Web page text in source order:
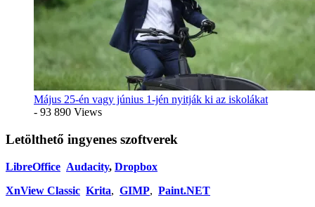
Május 25-én vagy június 1-jén nyitják ki az iskolákat
- 93 890 Views
Letölthető ingyenes szoftverek
LibreOffice Audacity, Dropbox
XnView Classic Krita, GIMP, Paint.NET